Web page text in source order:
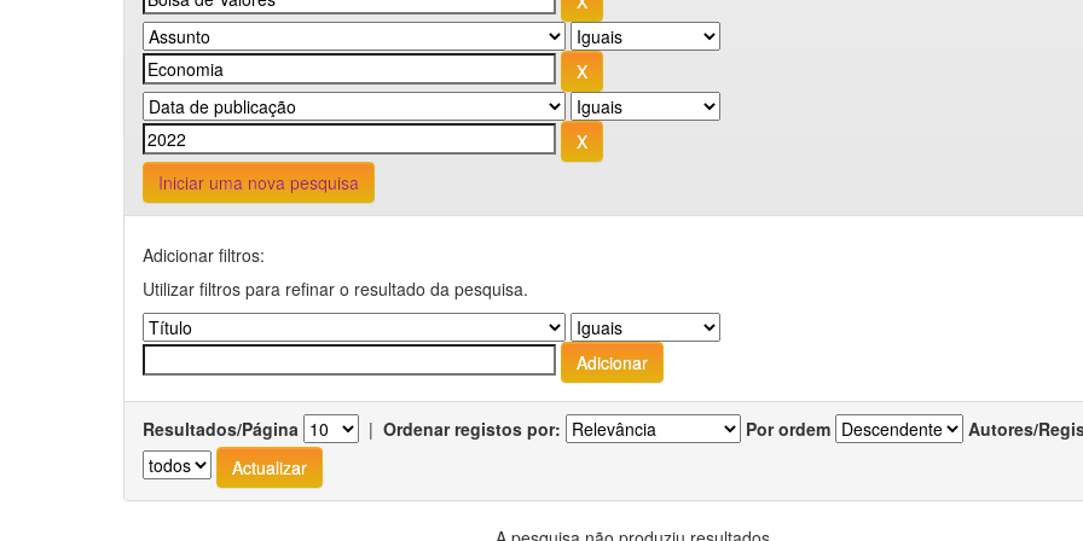
Iniciar uma nova pesquisa
Adicionar filtros:
Utilizar filtros para refinar o resultado da pesquisa.
Resultados/Página | Ordenar registos por: Por ordem Autores/